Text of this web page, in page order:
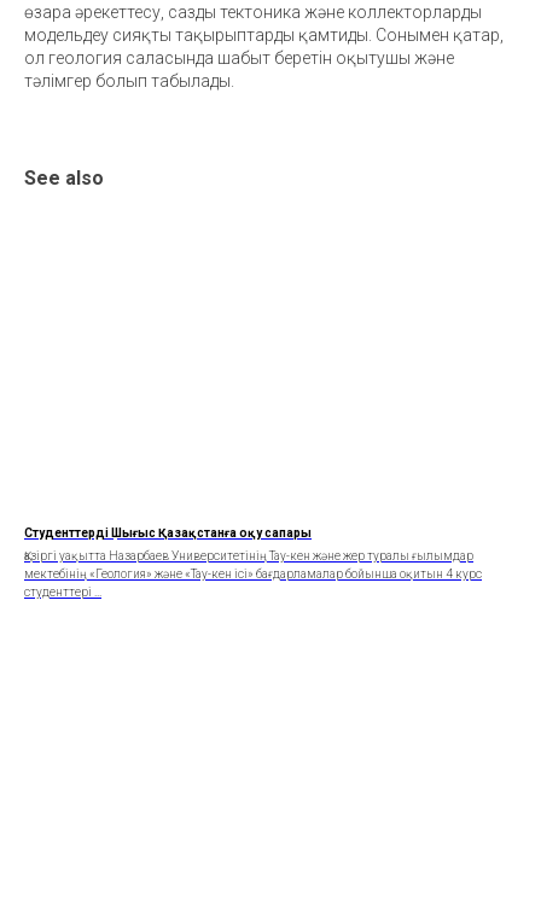
өзара әрекеттесу, сазды тектоника және коллекторларды
модельдеу сияқты тақырыптарды қамтиды. Сонымен қатар,
ол геология саласында шабыт беретін оқытушы және
тәлімгер болып табылады.
See also
Студенттердің Шығыс Қазақстанға оқу сапары
Қазіргі уақытта Назарбаев Университетінің Тау-кен және жер туралы ғылымдар
мектебінің «Геология» және «Тау-кен ісі» бағдарламалар бойынша оқитын 4 курс
студенттері ...